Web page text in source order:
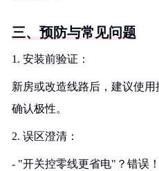
三、预防与常见问题
1. 安装前验证：
新房或改造线路后，建议使用
确认极性。
2. 误区澄清：
- "开关控零线更省电"？错误